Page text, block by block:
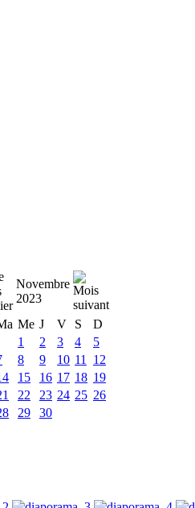
Novembre
2023
Me J V S
D
1
2 3 4
5
8 9 10 11
12
15 16 17 18 19
22 23 24 25 26
29 30